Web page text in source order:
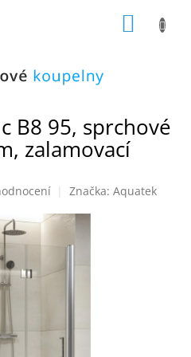
B8 95, sprchové
zalamovací
Značka: Aquatek